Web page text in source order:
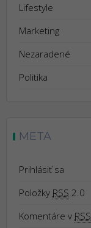
Lifestyle
Marketing
Nezaradené
Politika
META
Prihlásiť sa
Položky RSS 2.0
Komentáre v RSS